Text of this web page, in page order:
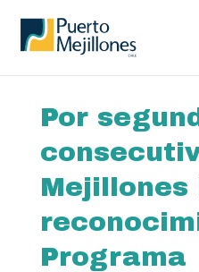
Por
Mejillones
Programa